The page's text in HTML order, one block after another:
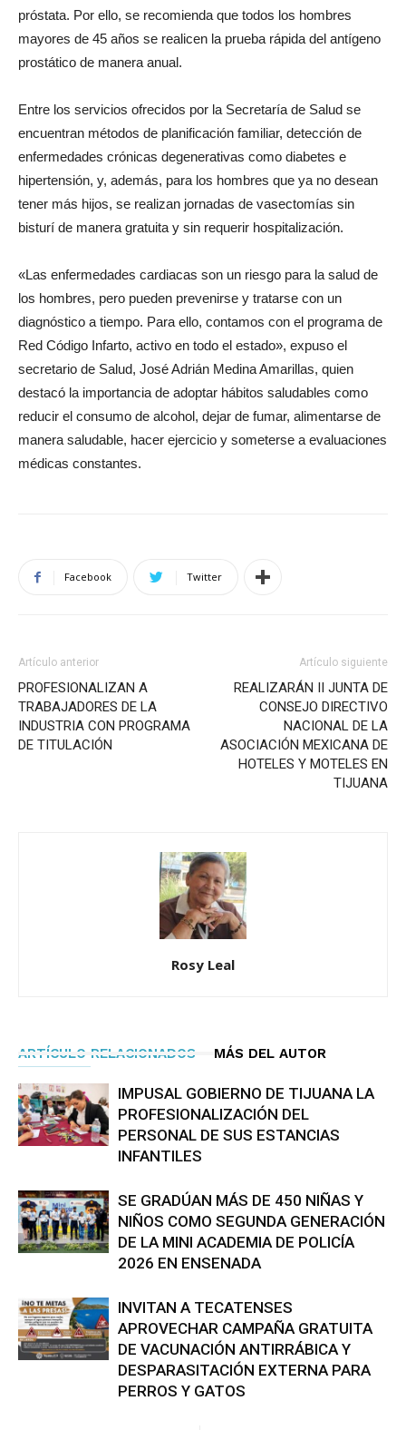
próstata. Por ello, se recomienda que todos los hombres
mayores de 45 años se realicen la prueba rápida del antígeno
prostático de manera anual.
Entre los servicios ofrecidos por la Secretaría de Salud se
encuentran métodos de planificación familiar, detección de
enfermedades crónicas degenerativas como diabetes e
hipertensión, y, además, para los hombres que ya no desean
tener más hijos, se realizan jornadas de vasectomías sin
bisturí de manera gratuita y sin requerir hospitalización.
«Las enfermedades cardiacas son un riesgo para la salud de
los hombres, pero pueden prevenirse y tratarse con un
diagnóstico a tiempo. Para ello, contamos con el programa de
Red Código Infarto, activo en todo el estado», expuso el
secretario de Salud, José Adrián Medina Amarillas, quien
destacó la importancia de adoptar hábitos saludables como
reducir el consumo de alcohol, dejar de fumar, alimentarse de
manera saludable, hacer ejercicio y someterse a evaluaciones
médicas constantes.
Facebook Twitter
Artículo anterior
PROFESIONALIZAN A
TRABAJADORES DE LA
INDUSTRIA CON PROGRAMA
DE TITULACIÓN
Artículo siguiente
REALIZARÁN II JUNTA DE
CONSEJO DIRECTIVO
NACIONAL DE LA
ASOCIACIÓN MEXICANA DE
HOTELES Y MOTELES EN
TIJUANA
Rosy Leal
ARTÍCULO RELACIONADOS MÁS DEL AUTOR
IMPUSAL GOBIERNO DE TIJUANA LA
PROFESIONALIZACIÓN DEL
PERSONAL DE SUS ESTANCIAS
INFANTILES
SE GRADÚAN MÁS DE 450 NIÑAS Y
NIÑOS COMO SEGUNDA GENERACIÓN
DE LA MINI ACADEMIA DE POLICÍA
2026 EN ENSENADA
INVITAN A TECATENSES
APROVECHAR CAMPAÑA GRATUITA
DE VACUNACIÓN ANTIRRÁBICA Y
DESPARASITACIÓN EXTERNA PARA
PERROS Y GATOS